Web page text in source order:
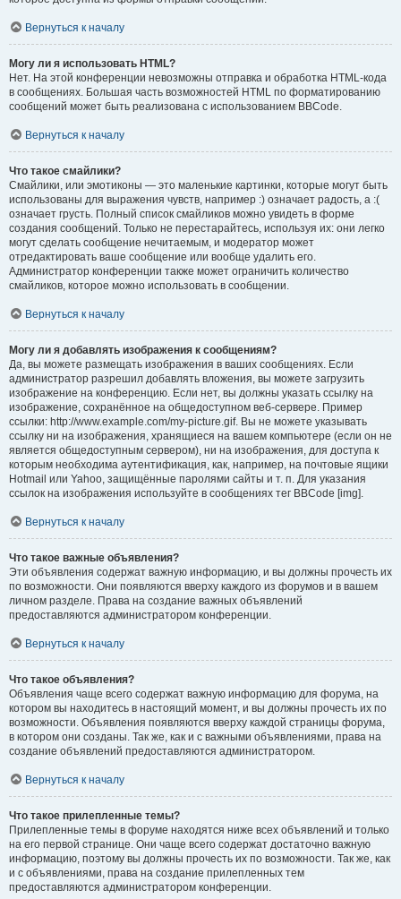
Вернуться к началу
Могу ли я использовать HTML?
Нет. На этой конференции невозможны отправка и обработка HTML-кода
в сообщениях. Большая часть возможностей HTML по форматированию
сообщений может быть реализована с использованием BBCode.
Вернуться к началу
Что такое смайлики?
Смайлики, или эмотиконы — это маленькие картинки, которые могут быть
использованы для выражения чувств, например :) означает радость, а :(
означает грусть. Полный список смайликов можно увидеть в форме
создания сообщений. Только не перестарайтесь, используя их: они легко
могут сделать сообщение нечитаемым, и модератор может
отредактировать ваше сообщение или вообще удалить его.
Администратор конференции также может ограничить количество
смайликов, которое можно использовать в сообщении.
Вернуться к началу
Могу ли я добавлять изображения к сообщениям?
Да, вы можете размещать изображения в ваших сообщениях. Если
администратор разрешил добавлять вложения, вы можете загрузить
изображение на конференцию. Если нет, вы должны указать ссылку на
изображение, сохранённое на общедоступном веб-сервере. Пример
ссылки: http://www.example.com/my-picture.gif. Вы не можете указывать
ссылку ни на изображения, хранящиеся на вашем компьютере (если он не
является общедоступным сервером), ни на изображения, для доступа к
которым необходима аутентификация, как, например, на почтовые ящики
Hotmail или Yahoo, защищённые паролями сайты и т. п. Для указания
ссылок на изображения используйте в сообщениях тег BBCode [img].
Вернуться к началу
Что такое важные объявления?
Эти объявления содержат важную информацию, и вы должны прочесть их
по возможности. Они появляются вверху каждого из форумов и в вашем
личном разделе. Права на создание важных объявлений
предоставляются администратором конференции.
Вернуться к началу
Что такое объявления?
Объявления чаще всего содержат важную информацию для форума, на
котором вы находитесь в настоящий момент, и вы должны прочесть их по
возможности. Объявления появляются вверху каждой страницы форума,
в котором они созданы. Так же, как и с важными объявлениями, права на
создание объявлений предоставляются администратором.
Вернуться к началу
Что такое прилепленные темы?
Прилепленные темы в форуме находятся ниже всех объявлений и только
на его первой странице. Они чаще всего содержат достаточно важную
информацию, поэтому вы должны прочесть их по возможности. Так же, как
и с объявлениями, права на создание прилепленных тем
предоставляются администратором конференции.